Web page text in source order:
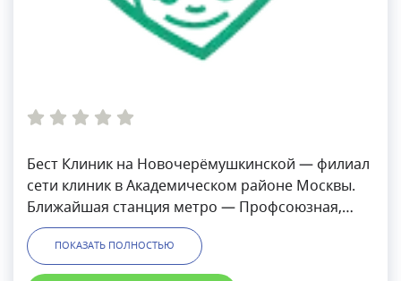
Бест Клиник на Новочерёмушкинской — филиал
сети клиник в Академическом районе Москвы.
Ближайшая станция метро — Профсоюзная,
также рядом есть остановки общественного
транспорта. Клиника работает с понедельника
по воскресенье, принимает взрослых и детей.В
ПОКАЗАТЬ ПОЛНОСТЬЮ